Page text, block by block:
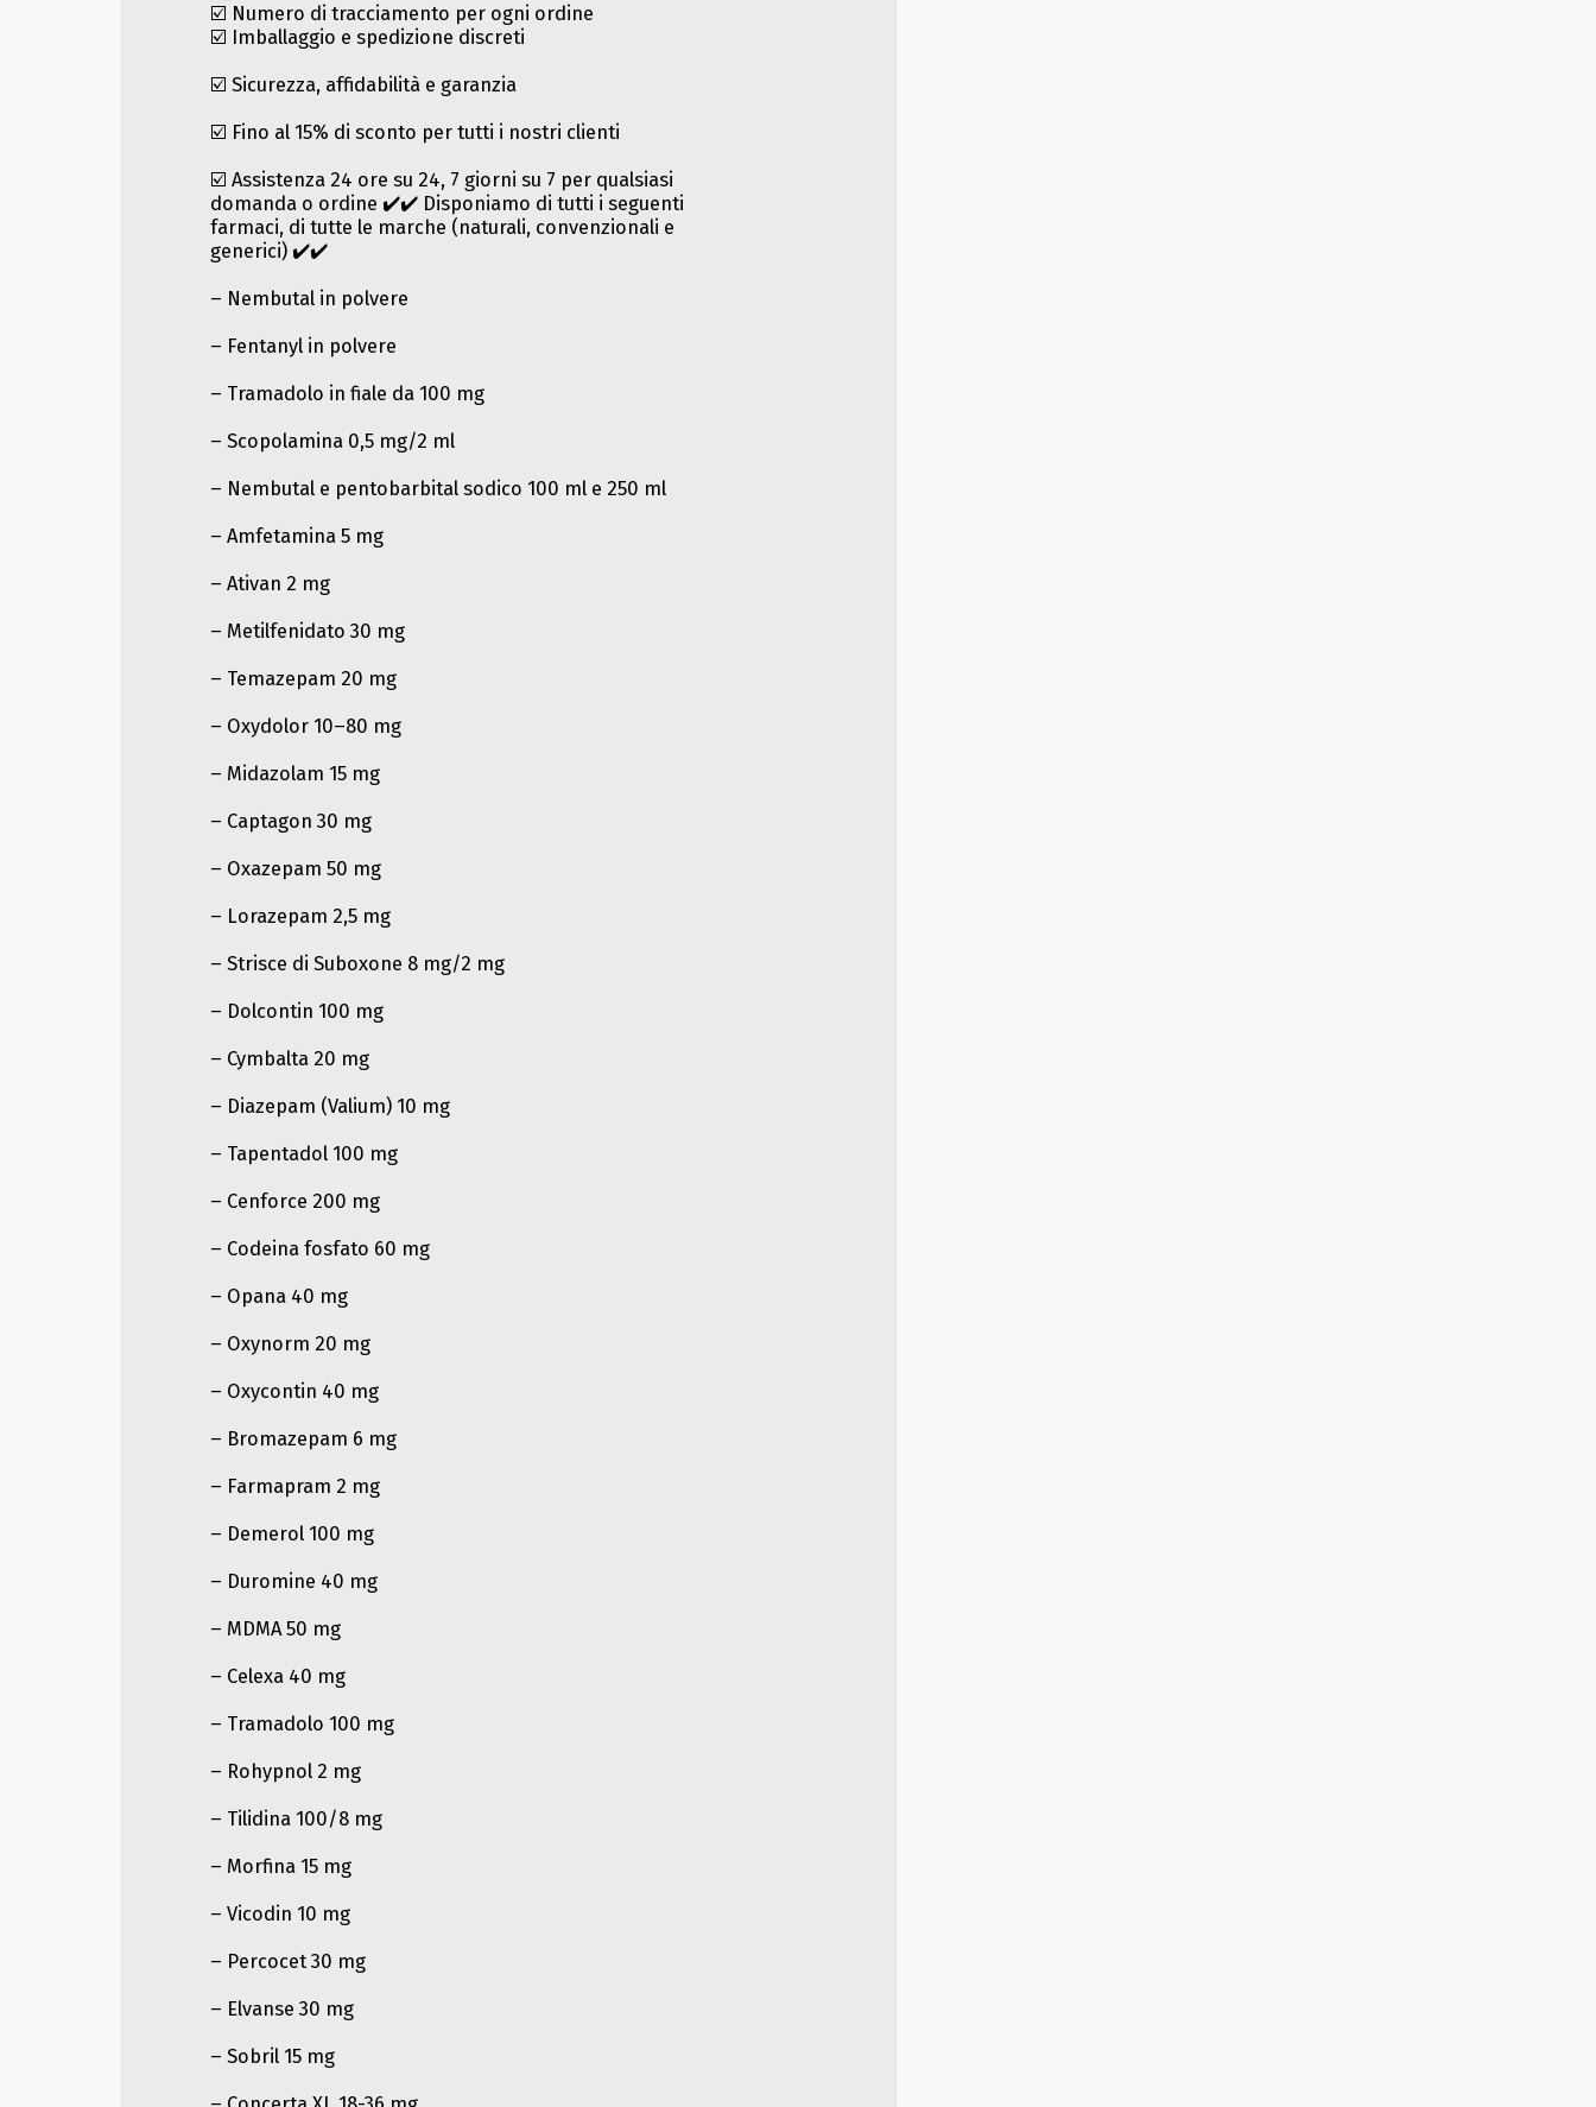
☑️ Numero di tracciamento per ogni ordine
☑️ Imballaggio e spedizione discreti
☑️ Sicurezza, affidabilità e garanzia
☑️ Fino al 15% di sconto per tutti i nostri clienti
☑️ Assistenza 24 ore su 24, 7 giorni su 7 per qualsiasi
domanda o ordine ✔️✔️ Disponiamo di tutti i seguenti
farmaci, di tutte le marche (naturali, convenzionali e
generici) ✔️✔️
– Nembutal in polvere
– Fentanyl in polvere
– Tramadolo in fiale da 100 mg
– Scopolamina 0,5 mg/2 ml
– Nembutal e pentobarbital sodico 100 ml e 250 ml
– Amfetamina 5 mg
– Ativan 2 mg
– Metilfenidato 30 mg
– Temazepam 20 mg
– Oxydolor 10–80 mg
– Midazolam 15 mg
– Captagon 30 mg
– Oxazepam 50 mg
– Lorazepam 2,5 mg
– Strisce di Suboxone 8 mg/2 mg
– Dolcontin 100 mg
– Cymbalta 20 mg
– Diazepam (Valium) 10 mg
– Tapentadol 100 mg
– Cenforce 200 mg
– Codeina fosfato 60 mg
– Opana 40 mg
– Oxynorm 20 mg
– Oxycontin 40 mg
– Bromazepam 6 mg
– Farmapram 2 mg
– Demerol 100 mg
– Duromine 40 mg
– MDMA 50 mg
– Celexa 40 mg
– Tramadolo 100 mg
– Rohypnol 2 mg
– Tilidina 100/8 mg
– Morfina 15 mg
– Vicodin 10 mg
– Percocet 30 mg
– Elvanse 30 mg
– Sobril 15 mg